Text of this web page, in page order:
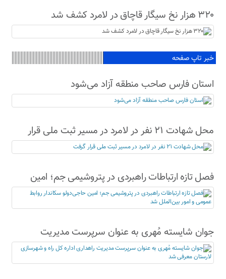
۳۲۰ هزار نخ سیگار قاچاق در لامرد کشف شد
خبر تاپ صفحه
استان فارس صاحب منطقه آزاد می‌شود
محل شهادت ۲۱ نفر در لامرد در مسیر ثبت ملی قرار
گرفت
فصل تازه ارتباطات راهبردی در پتروشیمی جم؛ امین
حاجی‌دولو سکاندار روابط عمومی و امور بین‌الملل شد
جوان شایسته مُهری به عنوان سرپرست مدیریت
راهداری اداره کل راه و شهرسازی لارستان معرفی شد